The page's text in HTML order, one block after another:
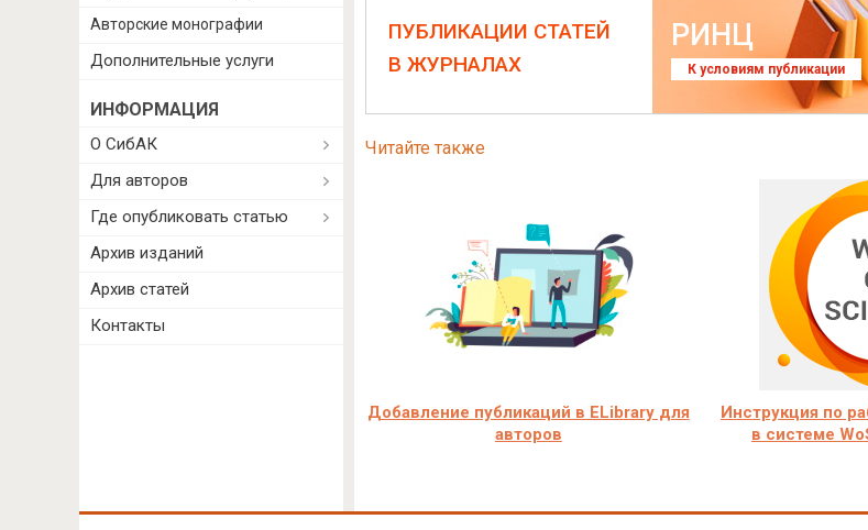
ПУБЛИКАЦИИ СТАТЕЙ
В ЖУРНАЛАХ
РИНЦ
К условиям публикации
Читайте также
Добавление публикаций в ELibrary для
авторов
Инструкция по
в системе
Авторские монографии
Дополнительные услуги
ИНФОРМАЦИЯ
О СибАК
Для авторов
Где опубликовать статью
Архив изданий
Архив статей
Контакты